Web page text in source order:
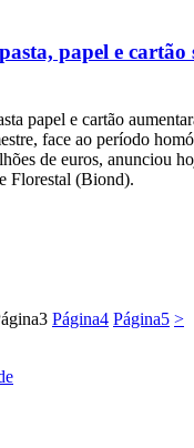
papel e cartão
papel e cartão
face ao período
de euros, anunciou
Florestal (Biond).
3 Página4 Página5 >